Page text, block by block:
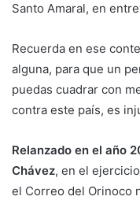
Santo Amaral, en
Recuerda en ese
alguna, para que un
puedas cuadrar con
contra este país, es
Relanzado en el año
Chávez, en el
el Correo del Orinoco